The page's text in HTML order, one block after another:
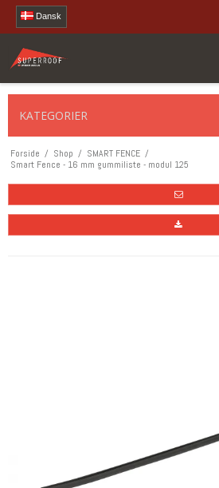
Dansk
KATEGORIER
Forside / Shop / SMART FENCE /
Smart Fence - 16 mm gummiliste - modul 125